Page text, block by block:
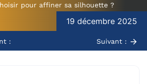
pour affiner sa silhouette ?
19 décembre 2025
: Suivant :